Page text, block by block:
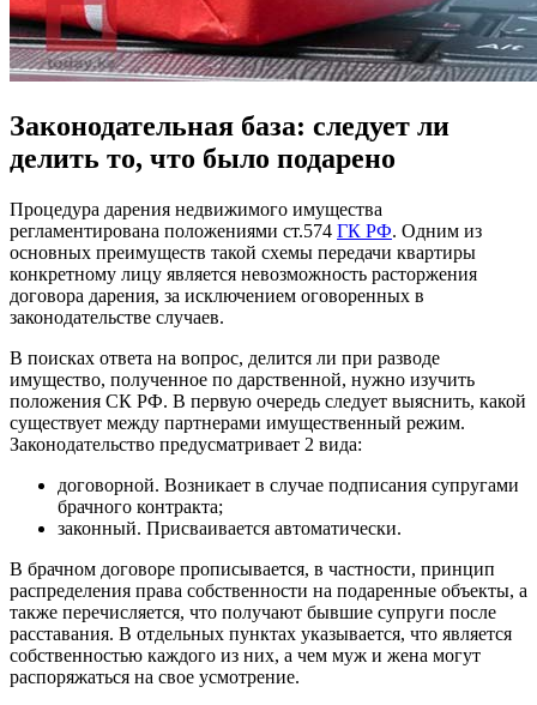
Законодательная база: следует ли
делить то, что было подарено
Процедура дарения недвижимого имущества
регламентирована положениями ст.574 ГК РФ. Одним из
основных преимуществ такой схемы передачи квартиры
конкретному лицу является невозможность расторжения
договора дарения, за исключением оговоренных в
законодательстве случаев.
В поисках ответа на вопрос, делится ли при разводе
имущество, полученное по дарственной, нужно изучить
положения СК РФ. В первую очередь следует выяснить, какой
существует между партнерами имущественный режим.
Законодательство предусматривает 2 вида:
договорной. Возникает в случае подписания супругами
брачного контракта;
законный. Присваивается автоматически.
В брачном договоре прописывается, в частности, принцип
распределения права собственности на подаренные объекты, а
также перечисляется, что получают бывшие супруги после
расставания. В отдельных пунктах указывается, что является
собственностью каждого из них, а чем муж и жена могут
распоряжаться на свое усмотрение.